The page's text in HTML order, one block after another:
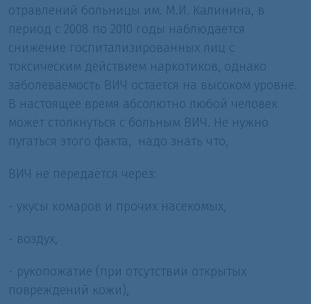
отравлений больницы им. М.И. Калинина, в
период с 2008 по 2010 годы наблюдается
снижение госпитализированных лиц с
токсическим действием наркотиков, однако
заболеваемость ВИЧ остаётся на высоком уровне.
В настоящее время абсолютно любой человек
может столкнуться с больным ВИЧ. Не нужно
пугаться этого факта, надо знать что,
ВИЧ не передаётся через:
- укусы комаров и прочих насекомых,
- воздух,
- рукопожатие (при отсутствии открытых
повреждений кожи),